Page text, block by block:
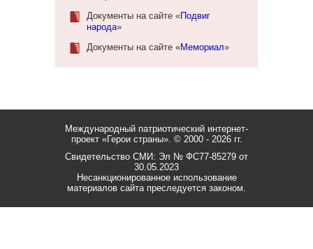
Документы на сайте «Подвиг
народа»
Документы на сайте «Мемориал»
Международный патриотический интернет-
проект «Герои страны». © 2000 - 2026 гг.
Свидетельство СМИ: Эл № ФС77-85279 от
30.05.2023
Несанкционированное использование
материалов сайта преследуется законом.